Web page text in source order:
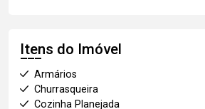
Itens do Imóvel
Armários
Churrasqueira
Cozinha Planejada